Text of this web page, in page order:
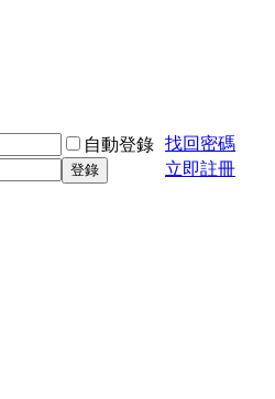
自動登錄 找回密碼
登錄 立即註冊